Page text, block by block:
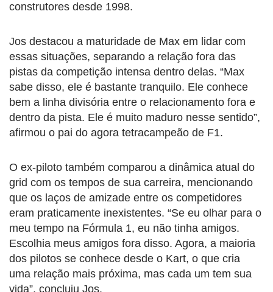
construtores desde 1998.
Jos destacou a maturidade de Max em lidar com
essas situações, separando a relação fora das
pistas da competição intensa dentro delas. “Max
sabe disso, ele é bastante tranquilo. Ele conhece
bem a linha divisória entre o relacionamento fora e
dentro da pista. Ele é muito maduro nesse sentido”,
afirmou o pai do agora tetracampeão de F1.
O ex-piloto também comparou a dinâmica atual do
grid com os tempos de sua carreira, mencionando
que os laços de amizade entre os competidores
eram praticamente inexistentes. “Se eu olhar para o
meu tempo na Fórmula 1, eu não tinha amigos.
Escolhia meus amigos fora disso. Agora, a maioria
dos pilotos se conhece desde o Kart, o que cria
uma relação mais próxima, mas cada um tem sua
vida”, concluiu Jos.